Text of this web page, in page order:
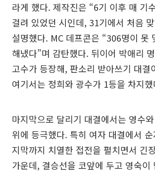
라게 했다. 제작진은 “6기 이후 매 기
걸려 있었던 시인데, 31기에서 처음
설명했다. MC 데프콘은 “306명이 못
해냈다”며 감탄했다. 뒤이어 박애리
고수가 등장해, 판소리 받아쓰기 대결
여기서는 정희와 광수가 1등을 차지
마지막으로 달리기 대결에서는 영수
위에 등극했다. 특히 여자 대결에서
지막까지 치열한 접전을 펼치면서 긴
가운데, 결승선을 코앞에 두고 영숙이